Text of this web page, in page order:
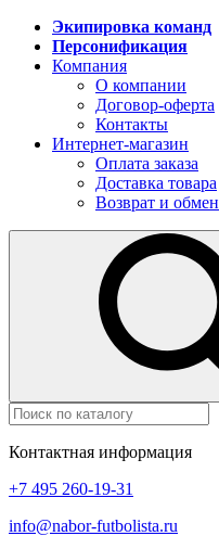
Экипировка команд
Персонификация
Компания
О компании
Договор-оферта
Контакты
Интернет-магазин
Оплата заказа
Доставка товара
Возврат и обмен
Контактная информация
+7 495 260-19-31
info@nabor-futbolista.ru